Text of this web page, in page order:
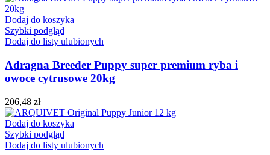
Dodaj do koszyka
Szybki podgląd
Dodaj do listy ulubionych
Adragna Breeder Puppy super premium ryba i
owoce cytrusowe 20kg
206,48 zł
Dodaj do koszyka
Szybki podgląd
Dodaj do listy ulubionych